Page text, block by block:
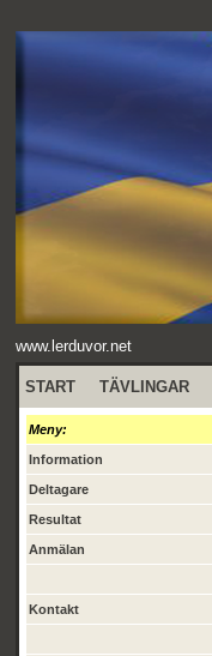
www.lerduvor.net
START TÄVLINGAR
Meny:
Information
Deltagare
Resultat
Anmälan
Kontakt